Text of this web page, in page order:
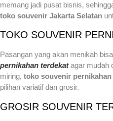
memang jadi pusat bisnis,
toko souvenir Jakarta Selatan
TOKO SOUVENIR
Pasangan yang akan menikah
pernikahan terdekatagar mudah
miring, toko souvenir pernikahan
pilihan variatif dan grosir.
GROSIR SOUVENIR